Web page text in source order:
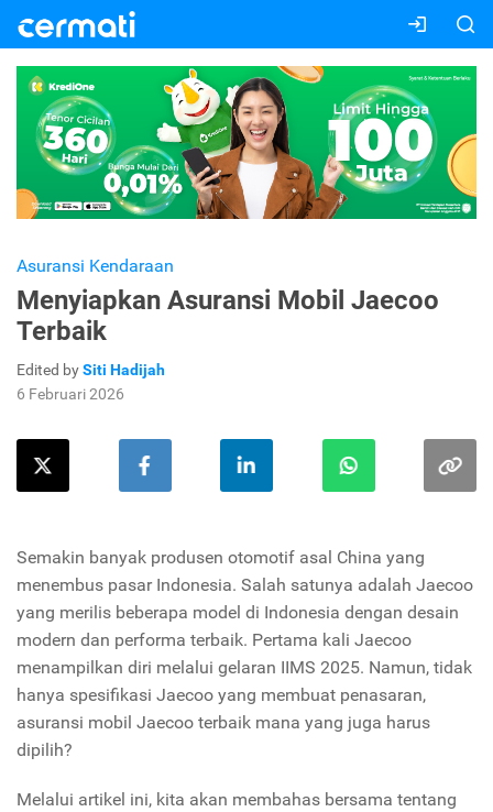
Asuransi Kendaraan
Menyiapkan Asuransi Mobil Jaecoo
Terbaik
Edited bySiti Hadijah
6 Februari 2026
Semakin banyak produsen otomotif asal China yang
menembus pasar Indonesia. Salah satunya adalah Jaecoo
yang merilis beberapa model di Indonesia dengan desain
modern dan performa terbaik. Pertama kali Jaecoo
menampilkan diri melalui gelaran IIMS 2025. Namun, tidak
hanya spesifikasi Jaecoo yang membuat penasaran,
asuransi mobil Jaecoo terbaik mana yang juga harus
dipilih?
Melalui artikel ini, kita akan membahas bersama tentang